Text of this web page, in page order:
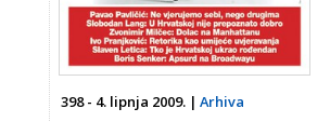
398 - 4. lipnja 2009. | Arhiva